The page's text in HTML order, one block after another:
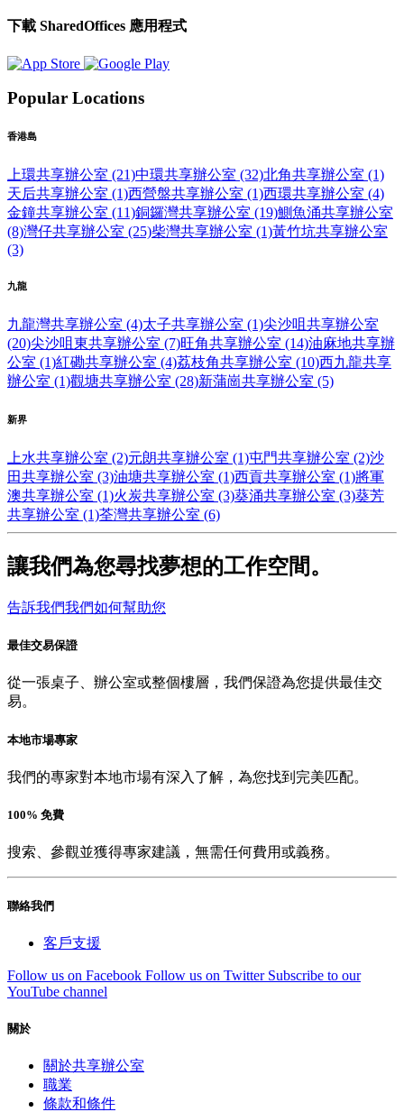
下載 SharedOffices 應用程式
Popular Locations
香港島
上環共享辦公室 (21)中環共享辦公室 (32)北角共享辦公室 (1)
天后共享辦公室 (1)西營盤共享辦公室 (1)西環共享辦公室 (4)
金鐘共享辦公室 (11)銅鑼灣共享辦公室 (19)鰂魚涌共享辦公室
(8)灣仔共享辦公室 (25)柴灣共享辦公室 (1)黃竹坑共享辦公室
(3)
九龍
九龍灣共享辦公室 (4)太子共享辦公室 (1)尖沙咀共享辦公室
(20)尖沙咀東共享辦公室 (7)旺角共享辦公室 (14)油麻地共享辦
公室 (1)紅磡共享辦公室 (4)荔枝角共享辦公室 (10)西九龍共享
辦公室 (1)觀塘共享辦公室 (28)新蒲崗共享辦公室 (5)
新界
上水共享辦公室 (2)元朗共享辦公室 (1)屯門共享辦公室 (2)沙
田共享辦公室 (3)油塘共享辦公室 (1)西貢共享辦公室 (1)將軍
澳共享辦公室 (1)火炭共享辦公室 (3)葵涌共享辦公室 (3)葵芳
共享辦公室 (1)荃灣共享辦公室 (6)
讓我們為您尋找夢想的工作空間。
告訴我們我們如何幫助您
最佳交易保證
從一張桌子、辦公室或整個樓層，我們保證為您提供最佳交
易。
本地市場專家
我們的專家對本地市場有深入了解，為您找到完美匹配。
100% 免費
搜索、參觀並獲得專家建議，無需任何費用或義務。
聯絡我們
客戶支援
Follow us on Facebook Follow us on Twitter Subscribe to our
YouTube channel
關於
關於共享辦公室
職業
條款和條件